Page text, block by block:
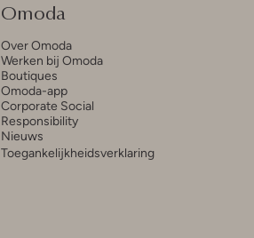
Omoda
Over Omoda
Werken bij Omoda
Boutiques
Omoda-app
Corporate Social
Responsibility
Nieuws
Toegankelijkheidsverklaring